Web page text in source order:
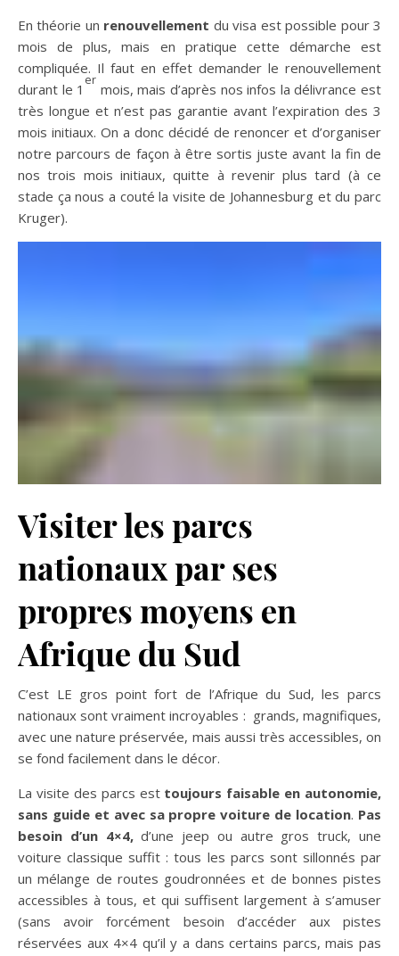
En théorie un renouvellement du visa est possible pour 3
mois de plus, mais en pratique cette démarche est
compliquée. Il faut en effet demander le renouvellement
durant le 1
er
mois, mais d’après nos infos la délivrance est
très longue et n’est pas garantie avant l’expiration des 3
mois initiaux. On a donc décidé de renoncer et d’organiser
notre parcours de façon à être sortis juste avant la fin de
nos trois mois initiaux, quitte à revenir plus tard (à ce
stade ça nous a couté la visite de Johannesburg et du parc
Kruger).
Visiter les parcs
nationaux par ses
propres moyens en
Afrique du Sud
C’est LE gros point fort de l’Afrique du Sud, les parcs
nationaux sont vraiment incroyables : grands, magnifiques,
avec une nature préservée, mais aussi très accessibles, on
se fond facilement dans le décor.
La visite des parcs est toujours faisable en autonomie,
sans guide et avec sa propre voiture de location. Pas
besoin d’un 4×4,d’une jeep ou autre gros truck, une
voiture classique suffit : tous les parcs sont sillonnés par
un mélange de routes goudronnées et de bonnes pistes
accessibles à tous, et qui suffisent largement à s’amuser
(sans avoir forcément besoin d’accéder aux pistes
réservées aux 4×4 qu’il y a dans certains parcs, mais pas